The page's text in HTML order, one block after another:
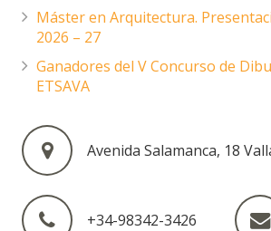
Máster en Arquitectura.
2026 – 27
Ganadores del V Concurso de
ETSAVA
Avenida Salamanca, 18
+34-98342-3426